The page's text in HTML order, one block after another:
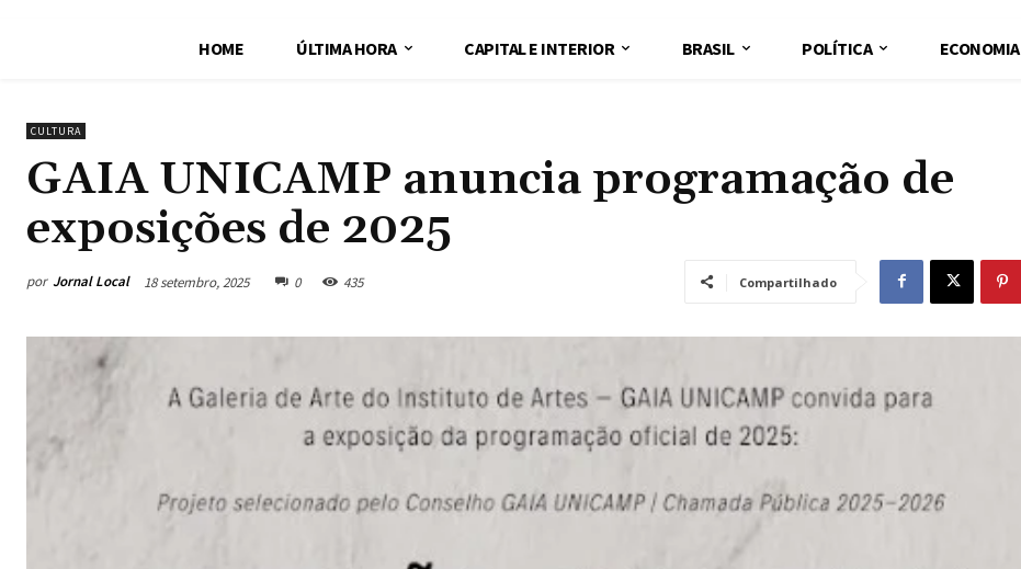
HOME ÚLTIMA HORA CAPITAL E INTERIOR BRASIL POLÍTICA ECONOMIA
CULTURA
GAIA UNICAMP anuncia programação de
exposições de 2025
por Jornal Local 18 setembro, 2025 0 435 Compartilhado